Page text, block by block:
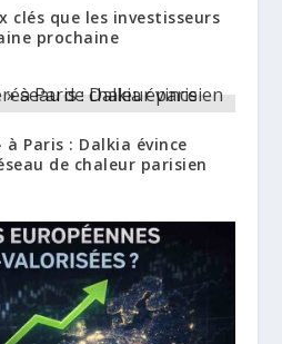
clés que les investisseurs
prochaine
Paris : Dalkia évince
de chaleur parisien